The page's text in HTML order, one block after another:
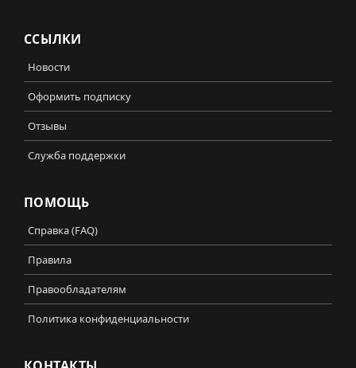
ССЫЛКИ
Новости
Оформить подписку
Отзывы
Служба поддержки
ПОМОЩЬ
Справка (FAQ)
Правила
Правообладателям
Политика конфиденциальности